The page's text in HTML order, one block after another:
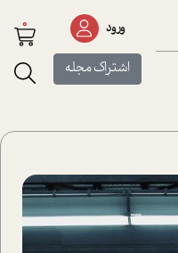
ورود
اشتراک مجله
0